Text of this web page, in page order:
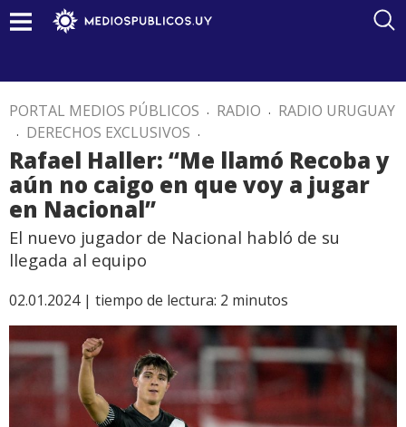
PORTAL MEDIOS PÚBLICOS . RADIO . RADIO URUGUAY
. DERECHOS EXCLUSIVOS .
Rafael Haller: “Me llamó Recoba y
aún no caigo en que voy a jugar
en Nacional”
El nuevo jugador de Nacional habló de su
llegada al equipo
02.01.2024 | tiempo de lectura: 2 minutos